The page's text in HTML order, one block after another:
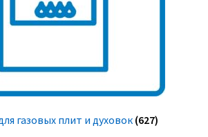
газовых плит и духовок (627)